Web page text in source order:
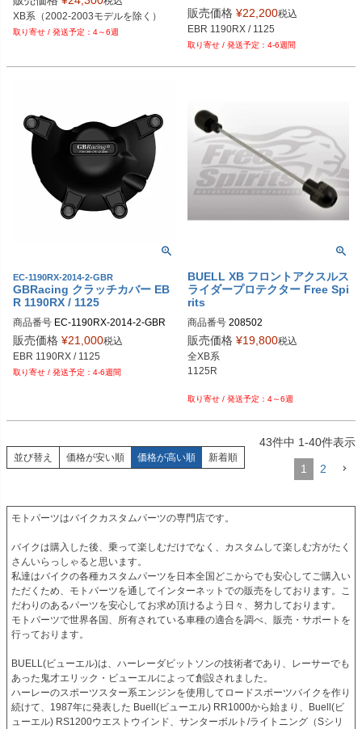
XB系（2002-2003モデルを除く）
4～6週
gbr_EC-1190RX-2014-1-GBR
販売価格 ¥22,200税込
EBR 1190RX / 1125
4-6週間
EC-1190RX-2014-2-GBR
GBRacing クラッチカバー EB
R 1190RX / 1125
商品番号 EC-1190RX-2014-2-GBR
gbr_EC-1190RX-2014-2-GBR
販売価格 ¥21,000税込
EBR 1190RX / 1125
4-6週間
BUELL XB フロントアクスルス
ライダープロテクター Free Spi
rits
商品番号 208502
販売価格 ¥19,800税込
全XB系
1125R
4～6週
並び替え 価格が安い順 価格が高い順 新着順
43件中 1-40件表示
1 2
モトパーツはバイクカスタムパーツの専門店です。
バイクは購入した後、乗って楽しむだけでなく、カスタムして楽しむ方がたく
さんいらっしゃると思います。
私達はバイクの各種カスタムパーツを日本全国どこからでも安心してご購入い
ただくため、モトパーツを通してインターネットでの販売をしております。こ
だわりのあるパーツを安心してお求め頂けるよう日々、努力しております。
モトパーツで世界各国、所有されている車種の適合を調べ、販売・サポートを
行っております。
BUELL(ビューエル)は、ハーレーダビットソンの技術者であり、レーサーでも
あった鬼才エリック・ビューエルによって創設されました。
ハーレーのスポーツスター系エンジンを使用してロードスポーツバイクを作り
続けて、1987年に発表した Buell(ビューエル) RR1000から始まり、Buell(ビ
ューエル) RS1200ウエストウインド、サンターボルト/ライトニング（Sシリ